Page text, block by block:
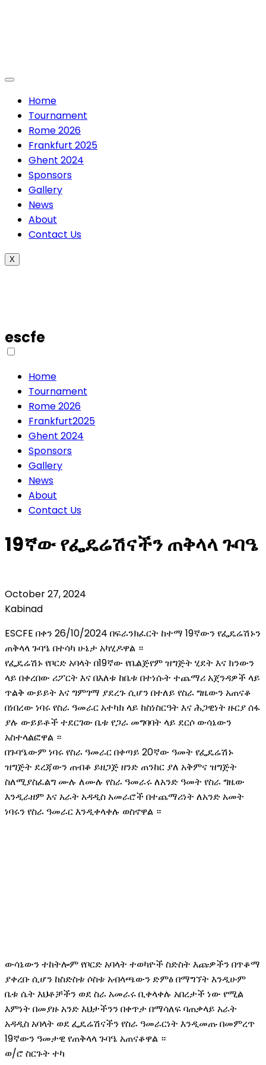
Home
Tournament
Rome 2026
Frankfurt 2025
Ghent 2024
Sponsors
Gallery
News
About
Contact Us
X
escfe
Home
Tournament
Rome 2026
Frankfurt2025
Ghent 2024
Sponsors
Gallery
News
About
Contact Us
19ኛው የፌዴሬሽናችን ጠቅላላ ጉባዔ
October 27, 2024
Kabinad
ESCFE በቀን 26/10/2024 በፍራንክፈርት ከተማ 19ኛውን የፌዴሬሽኑን
ጠቅላላ ጉባዔ በተሳካ ሁኔታ አካሂዶዋል ።
የፌዴሬሽኑ የቦርድ አባላት በ19ኛው የቤልጅየም ዝግጅት ሂደት እና ክንውን
ላይ በቀረበው ሪፖርት እና በእለቱ ከቤቱ በተነሱት ተጨማሪ አጀንዳዎች ላይ
ጥልቅ ውይይት እና ግምገማ ያደረጉ ሲሆን በተለይ የስራ ግዜውን አጠናቆ
በነበረው ነባሩ የስራ ዓመራር አተካክ ላይ ከስነስርዓት እና ሕጋዊነት ዙርያ ሰፋ
ያሉ ውይይቶች ተደርገው ቤቱ የጋራ መግባባት ላይ ደርሶ ውሳኔውን
አስተላልፎዋል ።
በጉባዔውም ነባሩ የስራ ዓመራር በቀጣይ 20ኛው ዓመት የፌዴሬሽኑ
ዝግጅት ደረጃውን ጠብቆ ይዘጋጅ ዘንድ ጠንከር ያለ አቅምና ዝግጅት
ስለሚያስፈልግ ሙሉ ለሙሉ የስራ ዓመራሩ ለአንድ ዓመት የስራ ግዜው
እንዲራዘም እና አራት አዳዲስ አመራሮች በተጨማሪነት ለአንድ አመት
ነባሩን የስራ ዓመራር እንዲቀላቀሉ ወስኖዋል ።
ውሳኔውን ተከትሎም የቦርድ አባላት ተወካዮች ስድስት እጩዎችን በጥቆማ
ያቀረቡ ሲሆን ከስድስቱ ሶስቱ አብላጫውን ድምፅ በማግኘት እንዲሁም
ቤቱ ሴት እህቶቻችን ወደ ስራ አመራሩ ቢቀላቀሉ አበረታች ነው የሚል
እምነት በመያዙ አንድ እህታችንን በቀጥታ በማሳለፍ ባጠቃላይ አራት
አዳዲስ አባላት ወደ ፌዴሬሽናችን የስራ ዓመራርነት እንዲመጡ በመምረጥ
19ኛውን ዓመታዊ የጠቅላላ ጉባዔ አጠናቆዋል ።
ወ/ሮ ስርጉት ተካ